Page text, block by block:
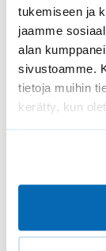
tukemiseen ja
jaamme
alan
sivustoamme.
tietoja muihin
kerätty, kun
Varaosat ja
SOLAR.FI
Tilaus- ja
Takuuehdot
MEISTÄ